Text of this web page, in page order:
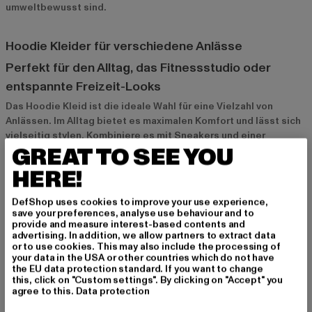
umweltbewusst sind.
Hoodie Kleider für verschiedene Anlässe
Perfekt für den Alltag, das Fitnessstudio oder
entspannte Freizeit-Looks
Das Hoodie Kleid ist die ideale Wahl für eine Vielzahl von
Anlässen. Im Alltag bietet es maximalen Komfort und lässt sich
vielseitig stylen. Kombiniere es mit Sneakers und einer
Crossbody-Tasche für einen entspannten Freizeit-Look. Auch
im Fitnessstudio ist ein Hoodie Kleid eine stylische und
bequeme Option – kombiniert mit Leggings und Sportschuhen
einen lässigen Abend mit Freunden kannst du das Hoodie Kleid
mit einer Jacke und Stiefeln kombinieren.
Die ideale Wahl für lässige, aber stylische Outfits
Hoodie Kleider sind die perfekte Kombination aus Komfort und
Stil. Sie passen zu sportlichen und lässigen Outfits und bieten
GREAT TO SEE YOU
HERE!
DefShop uses cookies to improve your use experience,
save your preferences, analyse use behaviour and to
provide and measure interest-based contents and
advertising. In addition, we allow partners to extract data
or to use cookies. This may also include the processing of
your data in the USA or other countries which do not have
the EU data protection standard. If you want to change
this, click on "Custom settings". By clicking on "Accept" you
agree to this. Data protection